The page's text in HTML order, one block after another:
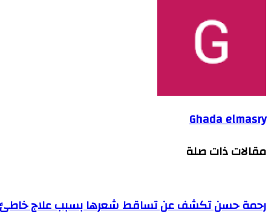
Ghada elmasry
مقالات ذات صلة
رحمة حسن تكشف عن تساقط شعرها بسبب علاج خاطئ